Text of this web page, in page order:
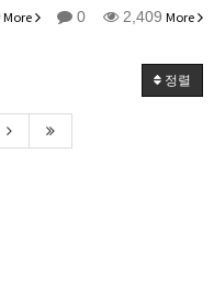
More 0 2,409 More
정렬